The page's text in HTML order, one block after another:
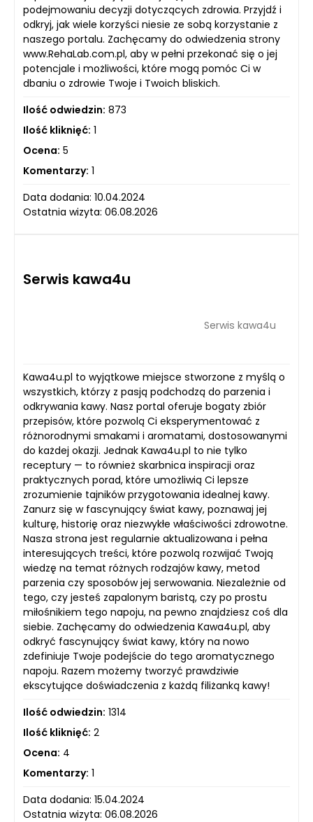
podejmowaniu decyzji dotyczących zdrowia. Przyjdź i
odkryj, jak wiele korzyści niesie ze sobą korzystanie z
naszego portalu. Zachęcamy do odwiedzenia strony
www.RehaLab.com.pl, aby w pełni przekonać się o jej
potencjale i możliwości, które mogą pomóc Ci w
dbaniu o zdrowie Twoje i Twoich bliskich.
Ilość odwiedzin: 873
Ilość kliknięć: 1
Ocena: 5
Komentarzy: 1
Data dodania: 10.04.2024
Ostatnia wizyta: 06.08.2026
Serwis kawa4u
Serwis kawa4u
Kawa4u.pl to wyjątkowe miejsce stworzone z myślą o
wszystkich, którzy z pasją podchodzą do parzenia i
odkrywania kawy. Nasz portal oferuje bogaty zbiór
przepisów, które pozwolą Ci eksperymentować z
różnorodnymi smakami i aromatami, dostosowanymi
do każdej okazji. Jednak Kawa4u.pl to nie tylko
receptury — to również skarbnica inspiracji oraz
praktycznych porad, które umożliwią Ci lepsze
zrozumienie tajników przygotowania idealnej kawy.
Zanurz się w fascynujący świat kawy, poznawaj jej
kulturę, historię oraz niezwykłe właściwości zdrowotne.
Nasza strona jest regularnie aktualizowana i pełna
interesujących treści, które pozwolą rozwijać Twoją
wiedzę na temat różnych rodzajów kawy, metod
parzenia czy sposobów jej serwowania. Niezależnie od
tego, czy jesteś zapalonym baristą, czy po prostu
miłośnikiem tego napoju, na pewno znajdziesz coś dla
siebie. Zachęcamy do odwiedzenia Kawa4u.pl, aby
odkryć fascynujący świat kawy, który na nowo
zdefiniuje Twoje podejście do tego aromatycznego
napoju. Razem możemy tworzyć prawdziwie
ekscytujące doświadczenia z każdą filiżanką kawy!
Ilość odwiedzin: 1314
Ilość kliknięć: 2
Ocena: 4
Komentarzy: 1
Data dodania: 15.04.2024
Ostatnia wizyta: 06.08.2026